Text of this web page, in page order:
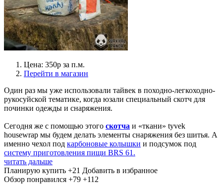
Цена: 350р за п.м.
Перейти в магазин
Один раз мы уже использовали тайвек в походно-легкоходно-
рукосуйской тематике, когда юзали специальный скотч для
починки одежды и снаряжения.
Сегодня же с помощью этого скотча и «ткани» tyvek
housewrap мы будем делать элементы снаряжения без шитья. А
именно чехол под карбоновые колышки и подсумок под
систему приготовления пищи BRS 61.
читать дальше
Планирую купить +21 Добавить в избранное
Обзор понравился +79 +112